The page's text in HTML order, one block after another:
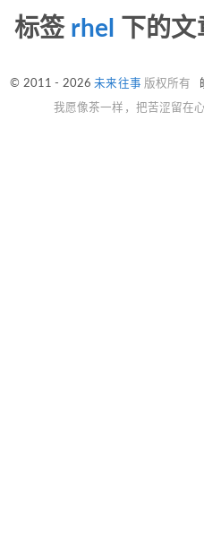
标签 rhel 下的文
© 2011 - 2026未来往事 版权所有
我愿像茶一样，把苦涩留在